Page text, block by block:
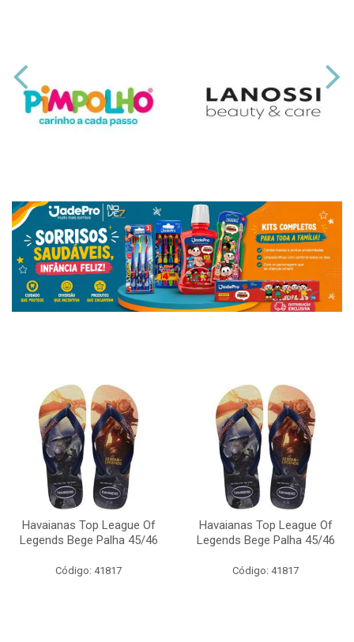
Havaianas Top League Of
Legends Bege Palha 45/46
Código: 41817
Havaianas Top League Of
Legends Bege Palha 45/46
Código: 41817